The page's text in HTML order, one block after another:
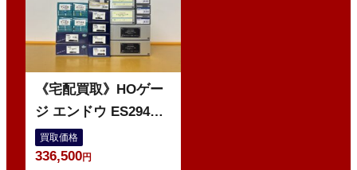
《宅配買取》HOゲー
ジ エンドウ ES294
103系1200番代 東西線
色 基本5輌 Nセット
買取価格
336,500円